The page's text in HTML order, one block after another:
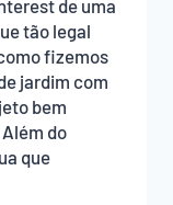
de uma
tão legal
fizemos
jardim com
bem
do
que